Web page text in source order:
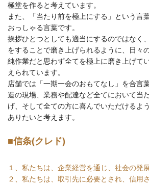
極堂を作ると考えています。
また、「当たり前を極上にする」という言
おっしゃる言葉です。
挨拶ひとつとしても適当にするのではなく
をすることで磨き上げられるように、日々
純作業だと思わず全てを極上に磨き上げて
えられています。
店舗では「一期一会のおもてなし」を合言
造の現場、業務や配達など全てにおいて当
げ、そして全ての方に喜んでいただけるよ
ありたいと考えます。
■信条(クレド)
１、私たちは、企業経営を通じ、社会の発
２、私たちは、取引先に必要とされ、信用